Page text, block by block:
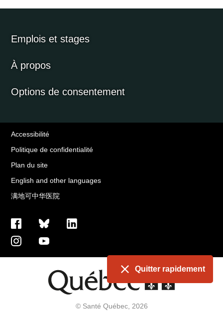
Emplois et stages
À propos
Options de consentement
Accessibilité
Politique de confidentialité
Plan du site
English and other languages
满地可中华医院
© Santé Québec, 2026
Quitter rapidement